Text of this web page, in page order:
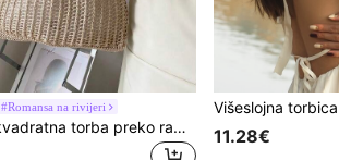
#Romansa na rivijeri
Ženska kvadratna torba preko ramena, pletena vrećica za kupovinu velikog kapaciteta, minimalistički dizajn za plažu u stilu odmora, prikladna za izlaske 11.28€